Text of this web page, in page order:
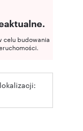
celu budowania